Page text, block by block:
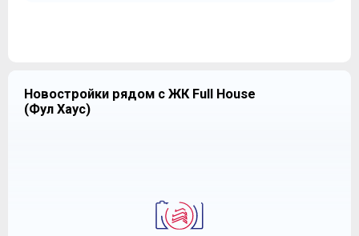
Новостройки рядом с ЖК Full House
(Фул Хаус)